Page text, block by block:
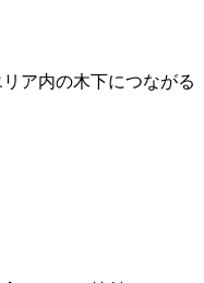
ア内の木下につながる